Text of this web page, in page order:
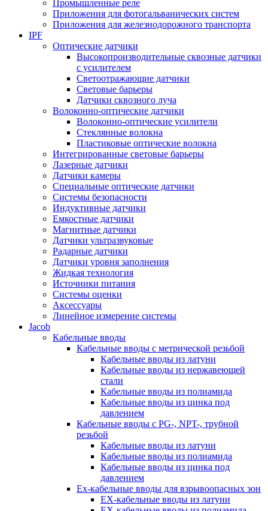
Промышленные реле
Приложения для фотогальванических систем
Приложения для железнодорожного транспорта
IPF
Оптические датчики
Высокопроизводительные сквозные датчики
с усилителем
Светоотражающие датчики
Световые барьеры
Датчики сквозного луча
Волоконно-оптические датчики
Волоконно-оптические усилители
Стеклянные волокна
Пластиковые оптические волокна
Интегрированные световые барьеры
Лазерные датчики
Датчики камеры
Специальные оптические датчики
Системы безопасности
Индуктивные датчики
Емкостные датчики
Магнитные датчики
Датчики ультразвуковые
Радарные датчики
Датчики уровня заполнения
Жидкая технология
Источники питания
Системы оценки
Аксессуары
Линейное измерение системы
Jacob
Кабельные вводы
Кабельные вводы c метрической резьбой
Кабельные вводы из латуни
Кабельные вводы из нержавеющей
стали
Кабельные вводы из полиамида
Кабельные вводы из цинка под
давлением
Кабельные вводы c PG-, NPT-, трубной
резьбой
Кабельные вводы из латуни
Кабельные вводы из полиамида
Кабельные вводы из цинка под
давлением
Ex-кабельные вводы для взрывоопасных зон
EX-кабельные вводы из латуни